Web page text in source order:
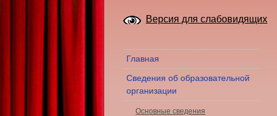
Версия для слабовидящих
Главная
Сведения об образовательной
организации
Основные сведения